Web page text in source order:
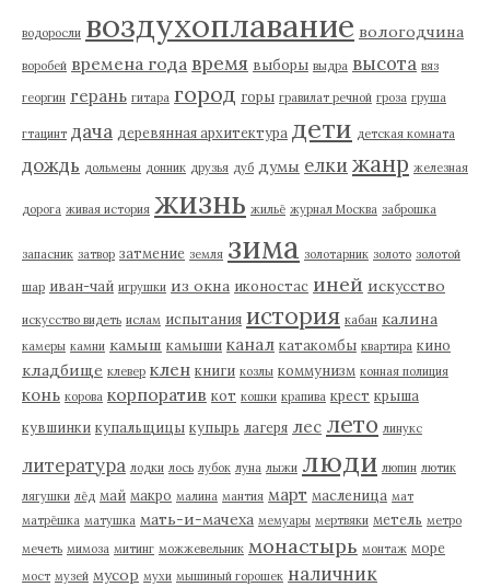
водоросли воздухоплавание вологодчина
воробей времена года время выборы выдра высота вяз
георгин герань гитара город горы гравилат речной гроза груша
гтацинт дача деревянная архитектура дети детская комната
дождь дольмены донник друзья дуб думы елки жанр железная
дорога живая история жизнь жильё журнал Москва заброшка
запасник затвор затмение земля зима золотарник золото золотой
шар иван-чай игрушки из окна иконостас иней искусство
искусство видеть ислам испытания история кабан калина
камеры камни камыш камыши канал катакомбы квартира кино
кладбище клевер клен книги козлы коммунизм конная полиция
конь корова корпоратив кот кошки крапива крест крыша
кувшинки купальщицы купырь лагеря лес лето линукс
литература лодки лось лубок луна лыжи люди люпин лютик
лягушки лёд май макро малина мантия март масленица мат
матрёшка матушка мать-и-мачеха мемуары мертвяки метель метро
мечеть мимоза митинг можжевельник монастырь монтаж море
мост музей мусор мухи мышиный горошек наличник